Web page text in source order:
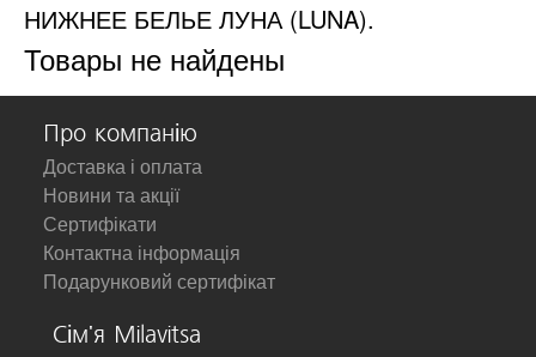
НИЖНЕЕ БЕЛЬЕ ЛУНА (LUNA).
Товары не найдены
Про компанію
Доставка і оплата
Новини та акції
Сертифікати
Контактна інформація
Подарунковий сертифікат
Сім'я Milavitsa